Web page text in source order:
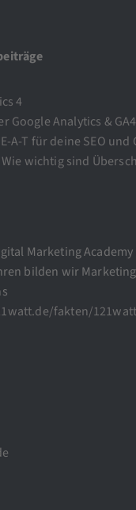
4
Google Analytics & GA4
A-T für deine SEO und
Wie wichtig sind
Marketing
bilden wir
fakten/